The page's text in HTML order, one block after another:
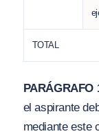
TOTAL
PARÁGRAFO
el aspirante
mediante este